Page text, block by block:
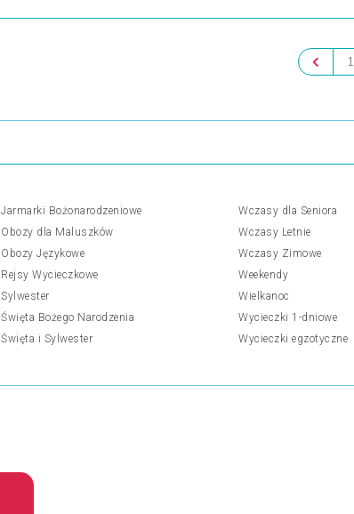
1
Jarmarki Bożonarodzeniowe
Obozy dla Maluszków
Obozy Językowe
Rejsy Wycieczkowe
Sylwester
Święta Bożego Narodzenia
Święta i Sylwester
Wczasy dla Seniora
Wczasy Letnie
Wczasy Zimowe
Weekendy
Wielkanoc
Wycieczki 1-dniowe
Wycieczki egzotyczne